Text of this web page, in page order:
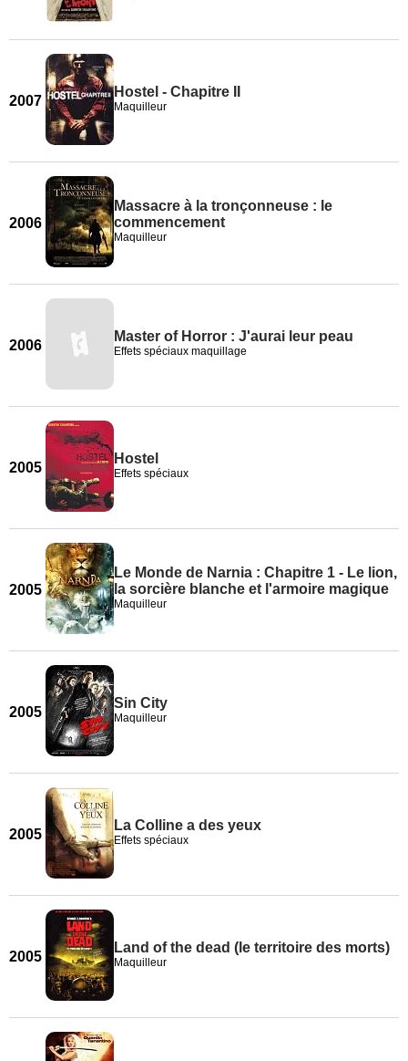
2007
Hostel - Chapitre II
Maquilleur
2006
Massacre à la tronçonneuse : le
commencement
Maquilleur
2006
Master of Horror : J'aurai leur peau
Effets spéciaux maquillage
2005
Hostel
Effets spéciaux
2005
Le Monde de Narnia : Chapitre 1 - Le lion,
la sorcière blanche et l'armoire magique
Maquilleur
2005
Sin City
Maquilleur
2005
La Colline a des yeux
Effets spéciaux
2005
Land of the dead (le territoire des morts)
Maquilleur